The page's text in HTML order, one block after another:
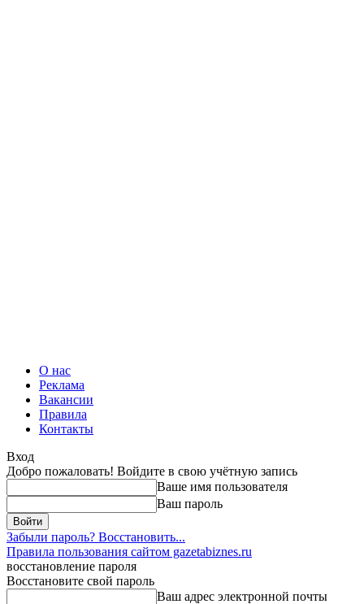
О нас
Реклама
Вакансии
Правила
Контакты
Вход
Добро пожаловать! Войдите в свою учётную запись
Ваше имя пользователя
Ваш пароль
Забыли пароль? Восстановить...
Правила пользования сайтом gazetabiznes.ru
восстановление пароля
Восстановите свой пароль
Ваш адрес электронной почты